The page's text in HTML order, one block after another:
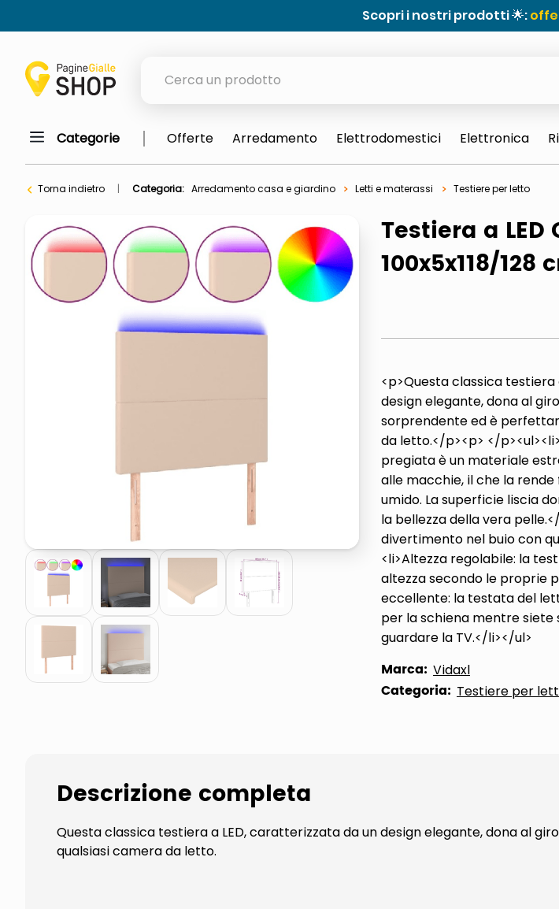
Scopri i nostri prodotti 🌟:
meme
elenco
ombrelloni
italia independent occhiali sole 0703 thin rotondo sun
lucidatrice pavimenti
Categorie Offerte Arredamento Elettrodomestici Elettronica
Torna indietro Categoria: Arredamento casa e giardino Letti e materassi Testiere per letto
Testiera a
100x5x118/
<p>Questa classica
design elegante, dona al
sorprendente ed è
da letto.</p><p> </
pregiata è un materiale
alle macchie, il che la
umido. La superficie liscia
la bellezza della vera
divertimento nel buio con
<li>Altezza regolabile: la
altezza secondo le proprie
eccellente: la testata del
per la schiena mentre
guardare la TV.</li></ul>
Marca: Vidaxl
Categoria: Testiere per
Descrizione completa
Questa classica testiera a LED, caratterizzata da un design elegante, dona al
qualsiasi camera da letto.